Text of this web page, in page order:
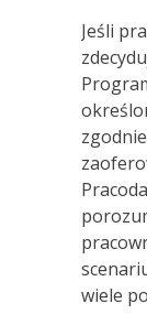
Jeśli
wiele